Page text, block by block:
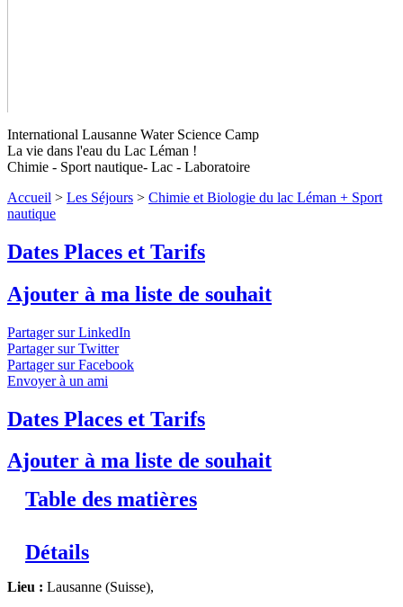
Chimie et Biologie du lac Léman +
dans un véritable laboratoire de recherche.
↓ Lire le descriptif
détaillé plus bas ↓ Niveaux 3 et 4
International Lausanne Water Science Camp
La vie dans l'eau du Lac Léman !
Chimie - Sport nautique- Lac - Laboratoire
Accueil > Les Séjours > Chimie et Biologie du lac Léman + Sport
nautique
Dates Places et Tarifs
Ajouter à ma liste de souhait
Partager sur LinkedIn
Partager sur Twitter
Partager sur Facebook
Envoyer à un ami
Dates Places et Tarifs
Ajouter à ma liste de souhait
Table des matières
Détails
Lieu : Lausanne (Suisse),